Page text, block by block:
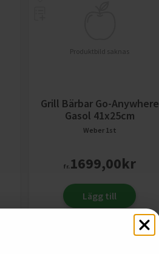
Produktbild saknas
Grill Bärbar Go-Anywhere
Gasol 41x25cm
Weber 1st
fr. 1699,00kr
Lägg till